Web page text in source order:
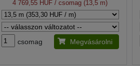
4 769,55 HUF / csomag (13,5 m)
csomag Megvásárolni